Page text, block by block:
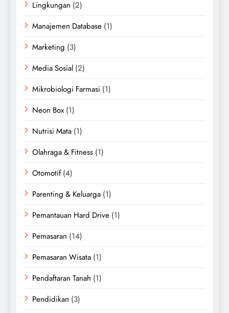
Lingkungan (2)
Manajemen Database (1)
Marketing (3)
Media Sosial (2)
Mikrobiologi Farmasi (1)
Neon Box (1)
Nutrisi Mata (1)
Olahraga & Fitness (1)
Otomotif(4)
Parenting & Keluarga (1)
Pemantauan Hard Drive (1)
Pemasaran (14)
Pemasaran Wisata (1)
Pendaftaran Tanah (1)
Pendidikan (3)